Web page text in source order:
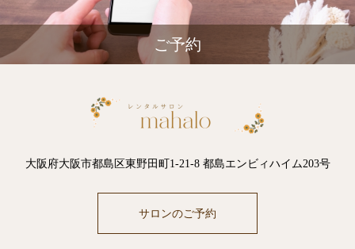
ご予約
大阪府大阪市都島区東野田町1-21-8 都島エンビィハイム203号
サロンのご予約